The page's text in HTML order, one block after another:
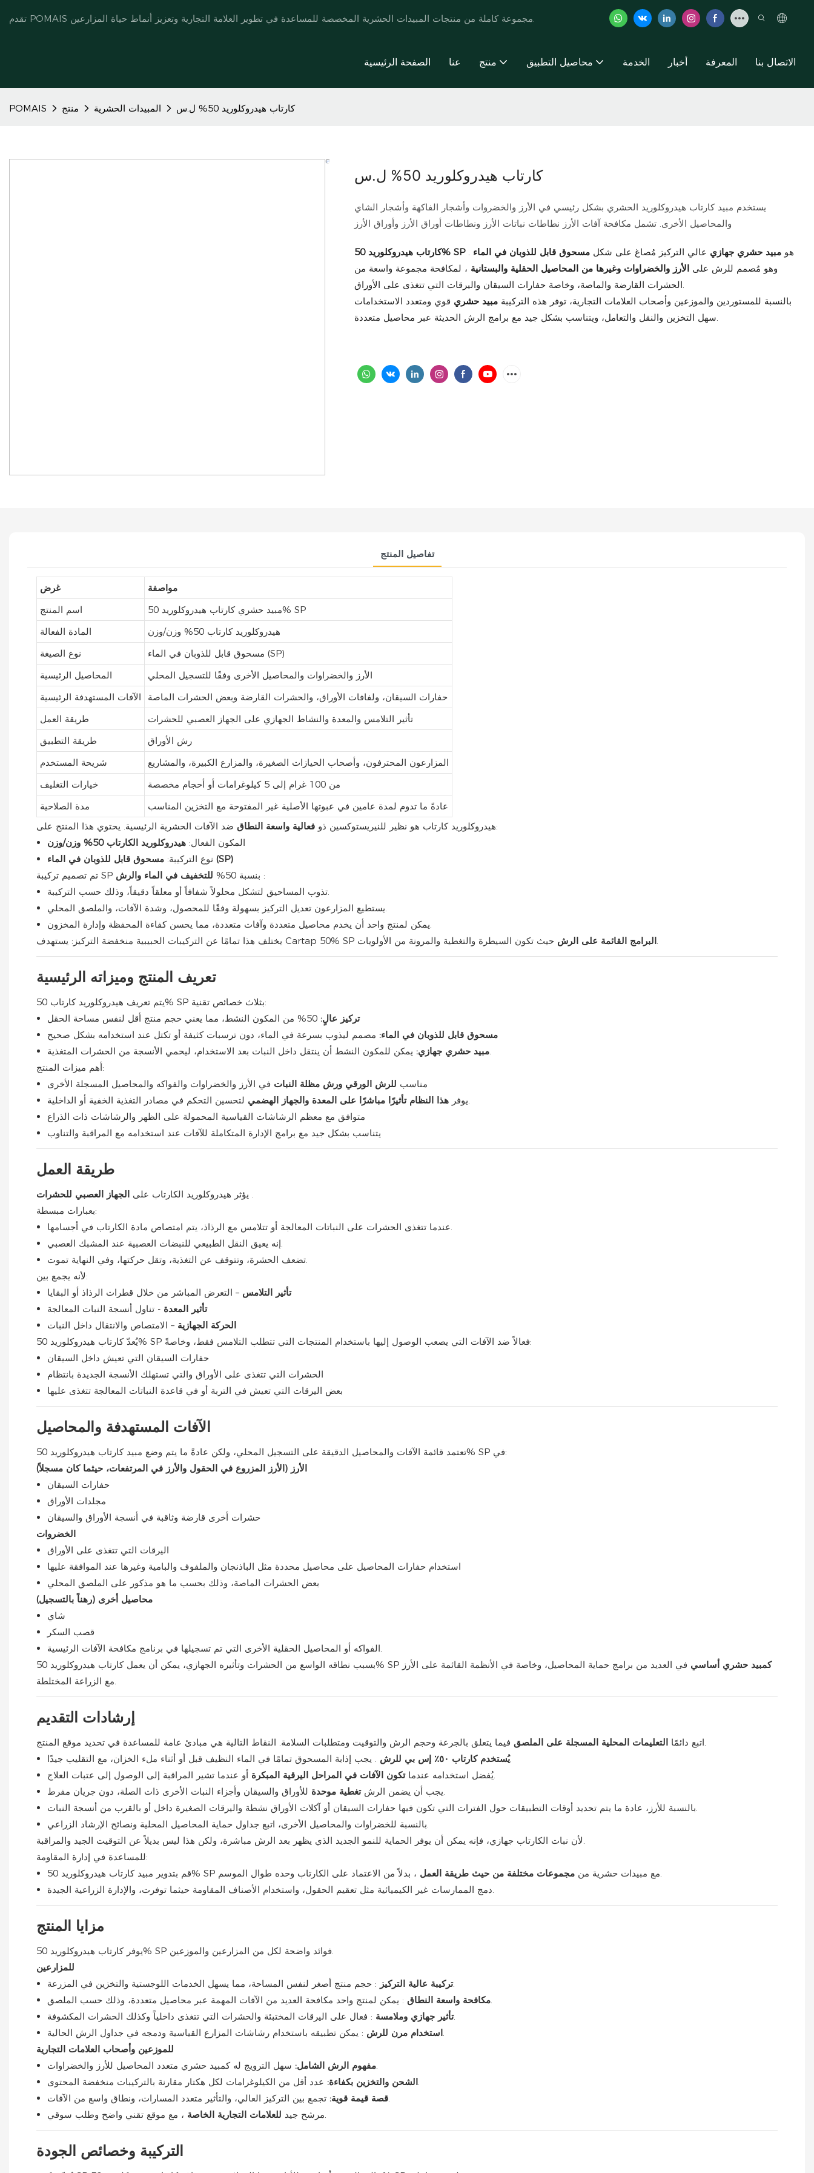
الصفحة الرئيسية عنا منتج محاصيل التطبيق الخدمة أخبار المعرفة الاتصال بنا
POMAIS منتج المبيدات الحشرية كارتاب هيدروكلوريد 50% ل.س
كارتاب هيدروكلوريد 50% ل.س
يستخدم مبيد كارتاب هيدروكلوريد الحشري بشكل رئيسي في الأرز والخضروات وأشجار الفاكهة وأشجار الشاي
والمحاصيل الأخرى. تشمل مكافحة آفات الأرز نطاطات نباتات الأرز ونطاطات أوراق الأرز وأوراق الأرز
كارتاب هيدروكلوريد 50% SP هو مبيد حشري جهازي عالي التركيز مُصاغ على شكل مسحوق قابل للذوبان في الماء
وهو مُصمم للرش على الأرز والخضراوات وغيرها من المحاصيل الحقلية والبستانية ، لمكافحة مجموعة واسعة من
بالنسبة للمستوردين والموزعين وأصحاب العلامات التجارية، توفر هذه التركيبة مبيد حشري قوي ومتعدد الاستخدامات
تفاصيل المنتج
غرض
مواصفة
اسم المنتج
مبيد حشري كارتاب هيدروكلوريد 50% SP
المادة الفعالة
هيدروكلوريد كارتاب 50% وزن/وزن
نوع الصيغة
مسحوق قابل للذوبان في الماء (SP)
المحاصيل الرئيسية
الأرز والخضراوات والمحاصيل الأخرى وفقًا للتسجيل المحلي
الآفات المستهدفة الرئيسية
حفارات السيقان، ولفافات الأوراق، والحشرات القارضة وبعض الحشرات الماصة
طريقة العمل
تأثير التلامس والمعدة والنشاط الجهازي على الجهاز العصبي للحشرات
طريقة التطبيق
رش الأوراق
شريحة المستخدم
المزارعون المحترفون، وأصحاب الحيازات الصغيرة، والمزارع الكبيرة، والمشاريع
خيارات التغليف
من 100 غرام إلى 5 كيلوغرامات أو أحجام مخصصة
مدة الصلاحية
عادةً ما تدوم لمدة عامين في عبوتها الأصلية غير المفتوحة مع التخزين المناسب
هيدروكلوريد كارتاب هو نظير للنيريستوكسين ذو فعالية واسعة النطاق
ضد الآفات الحشرية الرئيسية. يحتوي هذا المنتج على:
المكون الفعال: هيدروكلوريد الكارتاب 50% وزن/وزن
نوع التركيبة: مسحوق قابل للذوبان في الماء (SP)
تم تصميم تركيبة SP بنسبة 50%
للتخفيف في الماء والرش
:
تذوب المساحيق لتشكل محلولاً شفافاً أو معلقاً دقيقاً، وذلك حسب التركيبة.
يستطيع المزارعون تعديل التركيز بسهولة وفقًا للمحصول، وشدة الآفات، والملصق المحلي.
يمكن لمنتج واحد أن يخدم محاصيل متعددة وآفات متعددة، مما يحسن كفاءة المحفظة وإدارة المخزون.
يختلف هذا تمامًا عن التركيبات الحبيبية منخفضة التركيز: يستهدف Cartap 50% SP
البرامج القائمة على الرشحيث تكون السيطرة والتغطية والمرونة من الأولويات.
تعريف المنتج وميزاته الرئيسية
يتم تعريف هيدروكلوريد كارتاب 50% SP بثلاث خصائص تقنية:
تركيز عالٍ:
مسحوق قابل للذوبان في الماء: مصمم ليذوب بسرعة في الماء، دون ترسبات كثيفة أو تكتل عند استخدامه بشكل صحيح
مبيد حشري جهازي:يمكن للمكون النشط أن ينتقل داخل النبات بعد الاستخدام، ليحمي الأنسجة من الحشرات المتغذية.
أهم ميزات المنتج:
مناسب للرش الورقي ورش مظلة النبات في الأرز والخضراوات والفواكه والمحاصيل المسجلة الأخرى
يوفر هذا النظام تأثيرًا مباشرًا على المعدة والجهاز الهضمي
لتحسين التحكم في مصادر التغذية الخفية أو الداخلية.
متوافق مع معظم الرشاشات القياسية المحمولة على الظهر والرشاشات ذات الذراع
يتناسب بشكل جيد مع برامج الإدارة المتكاملة للآفات عند استخدامه مع المراقبة والتناوب
طريقة العمل
يؤثر هيدروكلوريد الكارتاب على الجهاز العصبي للحشرات
.
بعبارات مبسطة:
عندما تتغذى الحشرات على النباتات المعالجة أو تتلامس مع الرذاذ، يتم امتصاص مادة الكارتاب في أجسامها.
إنه يعيق النقل الطبيعي للنبضات العصبية عند المشبك العصبي.
تضعف الحشرة، وتتوقف عن التغذية، وتقل حركتها، وفي النهاية تموت.
لأنه يجمع بين:
تأثير التلامس – التعرض المباشر من خلال قطرات الرذاذ أو البقايا
تأثير المعدة - تناول أنسجة النبات المعالجة
الحركة الجهازية – الامتصاص والانتقال داخل النبات
يُعدّ كارتاب هيدروكلوريد 50% SP فعالاً ضد الآفات التي يصعب الوصول إليها باستخدام المنتجات التي تتطلب التلامس فقط، وخاصةً:
حفارات السيقان التي تعيش داخل السيقان
الحشرات التي تتغذى على الأوراق والتي تستهلك الأنسجة الجديدة بانتظام
بعض اليرقات التي تعيش في التربة أو في قاعدة النباتات المعالجة تتغذى عليها
الآفات المستهدفة والمحاصيل
تعتمد قائمة الآفات والمحاصيل الدقيقة على التسجيل المحلي، ولكن عادةً ما يتم وضع مبيد كارتاب هيدروكلوريد 50% SP في:
الأرز (الأرز المزروع في الحقول والأرز في المرتفعات، حيثما كان مسجلاً)
حفارات السيقان
مجلدات الأوراق
حشرات أخرى قارضة وثاقبة في أنسجة الأوراق والسيقان
الخضروات
اليرقات التي تتغذى على الأوراق
استخدام حفارات المحاصيل على محاصيل محددة مثل الباذنجان والملفوف والبامية وغيرها عند الموافقة عليها
بعض الحشرات الماصة، وذلك بحسب ما هو مذكور على الملصق المحلي
محاصيل أخرى (رهناً بالتسجيل)
شاي
قصب السكر
الفواكه أو المحاصيل الحقلية الأخرى التي تم تسجيلها في برنامج مكافحة الآفات الرئيسية.
بسبب نطاقه الواسع من الحشرات وتأثيره الجهازي، يمكن أن يعمل كارتاب هيدروكلوريد 50% SP
كمبيد حشري أساسي في العديد من برامج حماية المحاصيل، وخاصة في الأنظمة القائمة على الأرز
مع الزراعة المختلطة.
إرشادات التقديم
اتبع دائمًا التعليمات المحلية المسجلة على الملصق
فيما يتعلق بالجرعة وحجم الرش والتوقيت ومتطلبات السلامة. النقاط التالية هي مبادئ عامة للمساعدة في تحديد موقع المنتج.
يُستخدم كارتاب ٥٠٪ إس بي للرش. يجب إذابة المسحوق تمامًا في الماء النظيف قبل أو أثناء ملء الخزان، مع التقليب جيدًا.
يُفضل استخدامه عندماتكون الآفات في المراحل اليرقية المبكرة
أو عندما تشير المراقبة إلى الوصول إلى عتبات العلاج.
يجب أن يضمن الرشتغطية موحدة
للأوراق والسيقان وأجزاء النبات الأخرى ذات الصلة، دون جريان مفرط.
بالنسبة للأرز، عادة ما يتم تحديد أوقات التطبيقات حول الفترات التي تكون فيها حفارات السيقان أو آكلات الأوراق نشطة واليرقات الصغيرة داخل أو بالقرب من أنسجة النبات.
بالنسبة للخضراوات والمحاصيل الأخرى، اتبع جداول حماية المحاصيل المحلية ونصائح الإرشاد الزراعي.
لأن نبات الكارتاب جهازي، فإنه يمكن أن يوفر الحماية للنمو الجديد الذي يظهر بعد الرش مباشرة، ولكن هذا ليس بديلاً عن التوقيت الجيد والمراقبة.
للمساعدة في إدارة المقاومة:
قم بتدوير مبيد كارتاب هيدروكلوريد 50% SP مع مبيدات حشرية من مجموعات مختلفة من حيث طريقة العمل
، بدلاً من الاعتماد على الكارتاب وحده طوال الموسم.
دمج الممارسات غير الكيميائية مثل تعقيم الحقول، واستخدام الأصناف المقاومة حيثما توفرت، والإدارة الزراعية الجيدة.
مزايا المنتج
يوفر كارتاب هيدروكلوريد 50% SP فوائد واضحة لكل من المزارعين والموزعين.
للمزارعين
تركيبة عالية التركيز: حجم منتج أصغر لنفس المساحة، مما يسهل الخدمات اللوجستية والتخزين في المزرعة.
مكافحة واسعة النطاق: يمكن لمنتج واحد مكافحة العديد من الآفات المهمة عبر محاصيل متعددة، وذلك حسب الملصق.
تأثير جهازي وملامسة: فعال على اليرقات المختبئة والحشرات التي تتغذى داخلياً وكذلك الحشرات المكشوفة.
استخدام مرن للرش: يمكن تطبيقه باستخدام رشاشات المزارع القياسية ودمجه في جداول الرش الحالية.
للموزعين وأصحاب العلامات التجارية
مفهوم الرش الشامل:سهل الترويج له كمبيد حشري متعدد المحاصيل للأرز والخضراوات.
الشحن والتخزين بكفاءة:عدد أقل من الكيلوغرامات لكل هكتار مقارنة بالتركيبات منخفضة المحتوى.
قصة قيمة قوية:تجمع بين التركيز العالي، والتأثير متعدد المسارات، ونطاق واسع من الآفات.
مرشح جيد للعلامات التجارية الخاصة ، مع موقع تقني واضح وطلب سوقي.
التركيبة وخصائص الجودة